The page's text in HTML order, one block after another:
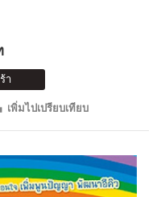
า
เพิ่มไปเปรียบเทียบ